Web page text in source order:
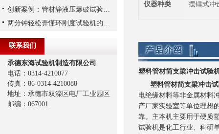
仪器种类 摆锤式冲
塑料管材简支梁冲击试验
塑料管材简支梁冲击
电绝缘材料等非金属材料
产厂家实验室等单位理想
靠。主本机主要用于硬质
试验机是化工行业、科研
创新案例：管材静液压爆破试验机的技术突破
两分钟轻松弄懂环刚度试验机的安装及试验步骤
联系我们
承德东海试验机制造有限公司
电话：0314-4210077
传真：86-0314-4210088
地址：承德市双滦区电厂工业园区
邮编：067001